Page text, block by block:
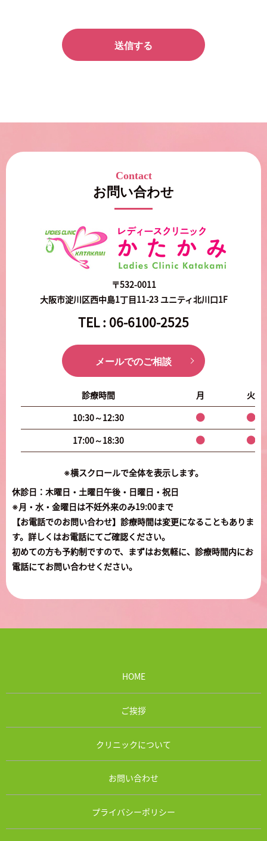
Contact
お問い合わせ
〒532-0011
大阪市淀川区西中島1丁目11-23 ユニティ北川口1F
TEL : 06-6100-2525
メールでのご相談
診療時間 月
火
10:30～12:30
17:00～18:30
※横スクロールで全体を表示します。
休診日：木曜日・土曜日午後・日曜日・祝日
※月・水・金曜日は不妊外来のみ19:00まで
【お電話でのお問い合わせ】診療時間は変更になることもありま
す。詳しくはお電話にてご確認ください。
初めての方も予約制ですので、まずはお気軽に、診療時間内にお
電話にてお問い合わせください。
HOME
ご挨拶
クリニックについて
お問い合わせ
プライバシーポリシー